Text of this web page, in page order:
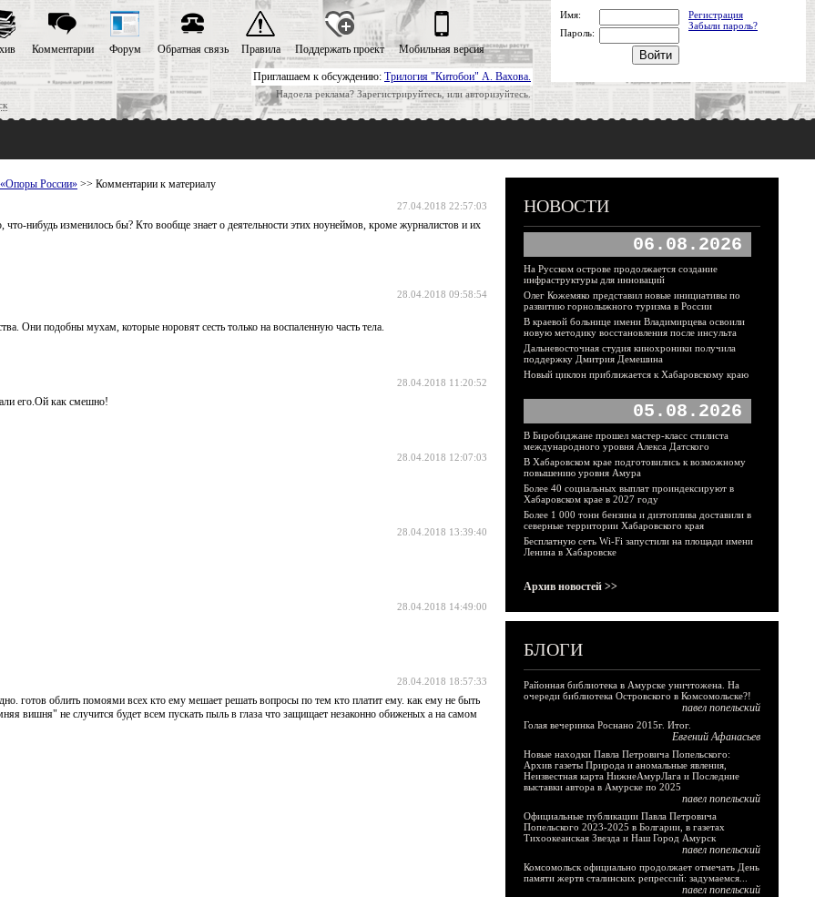
Приглашаем к обсуждению: Трилогия "Китобои" А. Вахова.
Надоела реклама? Зарегистрируйтесь, или авторизуйтесь.
Комментарии Форум Обратная связь Правила Поддержать проект Мобильная версия
Имя:
Регистрация
Забыли пароль?
Пароль:
«Опоры России» >> Комментарии к материалу
27.04.2018 22:57:03
нибудь изменилось бы? Кто вообще знает о деятельности этих ноунеймов, кроме журналистов и их
28.04.2018 09:58:54
Они подобны мухам, которые норовят сесть только на воспаленную часть тела.
28.04.2018 11:20:52
его.Ой как смешно!
28.04.2018 12:07:03
28.04.2018 13:39:40
28.04.2018 14:49:00
28.04.2018 18:57:33
готов облить помоями всех кто ему мешает решать вопросы по тем кто платит ему. как ему не быть
вишня" не случится будет всем пускать пыль в глаза что защищает незаконно обиженых а на самом
НОВОСТИ
06.08.2026
На Русском острове продолжается создание
инфраструктуры для инноваций
Олег Кожемяко представил новые инициативы по
развитию горнолыжного туризма в России
В краевой больнице имени Владимирцева освоили
новую методику восстановления после инсульта
Дальневосточная студия кинохроники получила
поддержку Дмитрия Демешина
Новый циклон приближается к Хабаровскому краю
05.08.2026
В Биробиджане прошел мастер-класс стилиста
международного уровня Алекса Датского
В Хабаровском крае подготовились к возможному
повышению уровня Амура
Более 40 социальных выплат проиндексируют в
Хабаровском крае в 2027 году
Более 1 000 тонн бензина и дизтоплива доставили в
северные территории Хабаровского края
Бесплатную сеть Wi-Fi запустили на площади имени
Ленина в Хабаровске
Архив новостей >>
БЛОГИ
Районная библиотека в Амурске уничтожена. На
очереди библиотека Островского в Комсомольске?!
павел попельский
Голая вечеринка Роснано 2015г. Итог.
Евгений Афанасьев
Новые находки Павла Петровича Попельского:
Архив газеты Природа и аномальные явления,
Неизвестная карта НижнеАмурЛага и Последние
выставки автора в Амурске по 2025
павел попельский
Официальные публикации Павла Петровича
Попельского 2023-2025 в Болгарии, в газетах
Тихоокеанская Звезда и Наш Город Амурск
павел попельский
Комсомольск официально продолжает отмечать День
памяти жертв сталинских репрессий: задумаемся...
павел попельский